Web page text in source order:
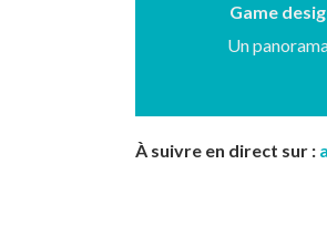
Game
Un
À suivre en direct sur :